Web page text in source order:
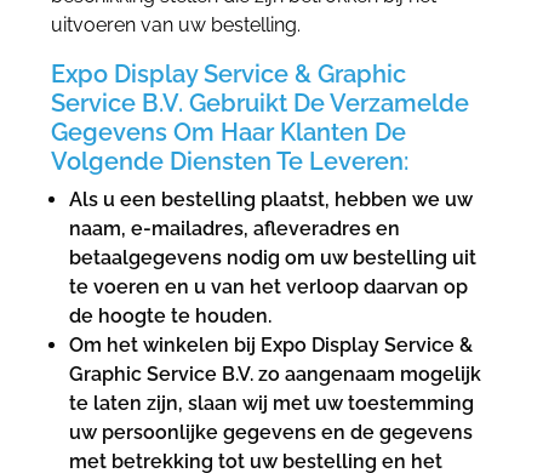
uitvoeren van uw bestelling.
Expo Display Service & Graphic
Service B.V. Gebruikt De Verzamelde
Gegevens Om Haar Klanten De
Volgende Diensten Te Leveren:
Als u een bestelling plaatst, hebben we uw
naam, e-mailadres, afleveradres en
betaalgegevens nodig om uw bestelling uit
te voeren en u van het verloop daarvan op
de hoogte te houden.
Om het winkelen bij Expo Display Service &
Graphic Service B.V. zo aangenaam mogelijk
te laten zijn, slaan wij met uw toestemming
uw persoonlijke gegevens en de gegevens
met betrekking tot uw bestelling en het